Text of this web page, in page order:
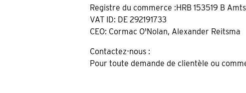
Registre du commerce :HRB 153519 B
VAT ID: DE 292191733
CEO: Cormac O'Nolan, Alexander Reitsma
Contactez-nous :
Pour toute demande de clientèle ou